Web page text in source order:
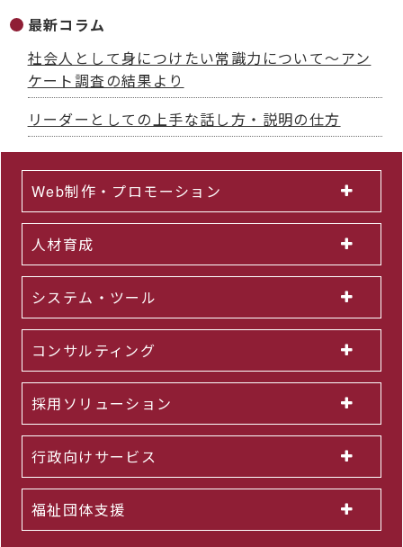
最新コラム
社会人として身につけたい常識力について～アン
ケート調査の結果より
リーダーとしての上手な話し方・説明の仕方
Web制作・プロモーション
人材育成
システム・ツール
コンサルティング
採用ソリューション
行政向けサービス
福祉団体支援